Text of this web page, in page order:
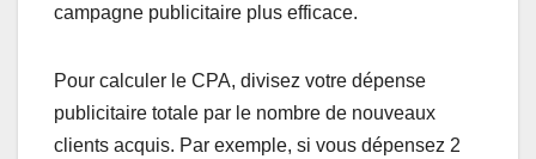
campagne publicitaire plus efficace.
Pour calculer le CPA, divisez votre dépense
publicitaire totale par le nombre de nouveaux
clients acquis. Par exemple, si vous dépensez 2